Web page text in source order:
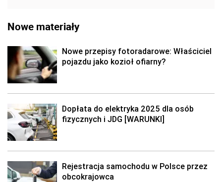
Nowe materiały
Nowe przepisy fotoradarowe: Właściciel
pojazdu jako kozioł ofiarny?
Dopłata do elektryka 2025 dla osób
fizycznych i JDG [WARUNKI]
Rejestracja samochodu w Polsce przez
obcokrajowca